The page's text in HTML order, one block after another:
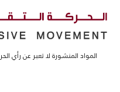
المواد المنشورة لا تعبر عن رأي